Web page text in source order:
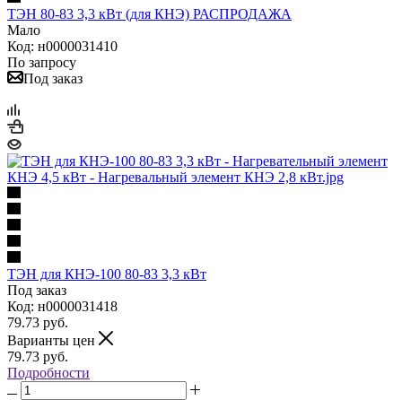
ТЭН 80-83 3,3 кВт (для КНЭ) РАСПРОДАЖА
Мало
Код: н0000031410
По запросу
Под заказ
ТЭН для КНЭ-100 80-83 3,3 кВт
Под заказ
Код: н0000031418
79.73 руб.
Варианты цен
79.73 руб.
Подробности